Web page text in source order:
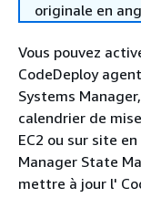
originale en
Vous pouvez
CodeDeploy
Systems
calendrier de
EC2 ou sur site
Manager State
mettre à jour l'